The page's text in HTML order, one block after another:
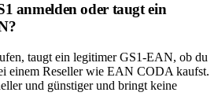
anmelden oder taugt ein
taugt ein legitimer GS1-EAN, ob du
einem Reseller wie EAN CODA kaufst.
und günstiger und bringt keine